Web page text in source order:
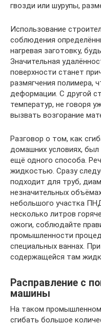
гвозди или шурупы,
Использование
соблюдения
нагревая заготовку,
Значительная
поверхности станет
размягчения полимера,
деформации. С другой
температур, не говоря
вызвать возгорание
Разговор о том, как
домашних условиях,
ещё одного способа.
жидкостью. Сразу
подходит для труб,
незначительных
небольшого участка
несколько литров
ожоги, соблюдайте
промышленности
специальных ваннах.
содержащейся там
Расправление с
машины
На таком
сгибать большое